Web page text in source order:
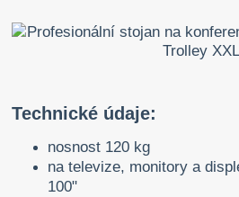
Technické údaje:
nosnost 120 kg
na televize, monitory a
100"